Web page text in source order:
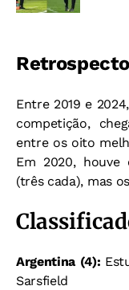
Entre 2019 e
competição,
entre os oito
Em 2020, houve
(três cada), mas
Argentina (4):
Sarsfield